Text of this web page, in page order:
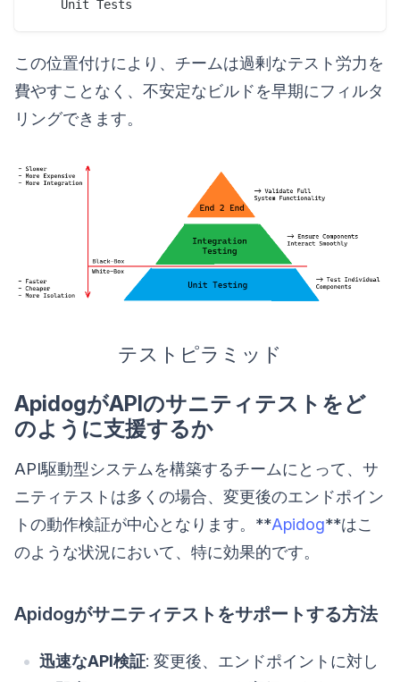
この位置付けにより、チームは過剰なテスト労力を
費やすことなく、不安定なビルドを早期にフィルタ
リングできます。
テストピラミッド
ApidogがAPIのサニティテストをど
のように支援するか
API駆動型システムを構築するチームにとって、サ
ニティテストは多くの場合、変更後のエンドポイン
トの動作検証が中心となります。**Apidog**はこ
のような状況において、特に効果的です。
Apidogがサニティテストをサポートする方法
迅速なAPI検証: 変更後、エンドポイントに対し